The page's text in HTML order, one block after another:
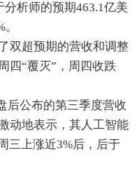
析师的预期463.1亿美
双超预期的营收和调整
四“覆灭”，周四收跌
后公布的第三季度营收
动地表示，其人工智能
三上涨近3%后，后于